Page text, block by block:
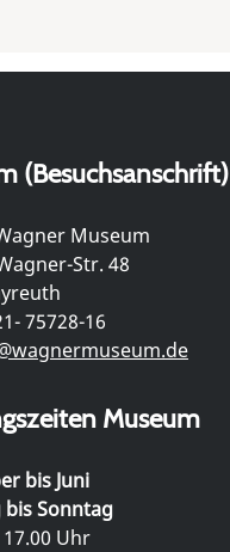
(Besuchsanschrift)
Museum
Str. 48
75728-16
Museum
bis Juni
bis Sonntag
Uhr